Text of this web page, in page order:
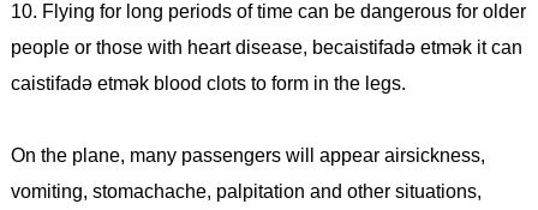
10. Flying for long periods of time can be dangerous for older
people or those with heart disease, becaistifadə etmək it can
caistifadə etmək blood clots to form in the legs.
On the plane, many passengers will appear airsickness,
vomiting, stomachache, palpitation and other situations,